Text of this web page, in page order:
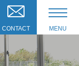
CONTACT MENU